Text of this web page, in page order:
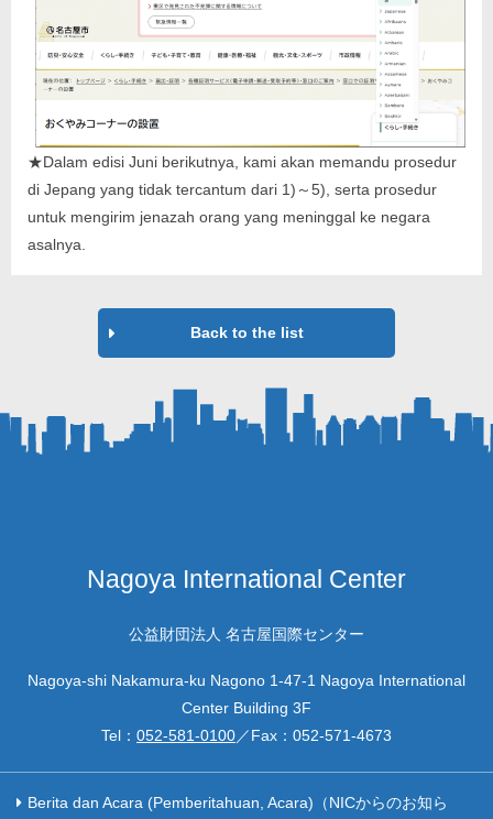
★Dalam edisi Juni berikutnya, kami akan memandu prosedur
di Jepang yang tidak tercantum dari 1)～5), serta prosedur
untuk mengirim jenazah orang yang meninggal ke negara
asalnya.
Back to the list
Nagoya International Center
公益財団法人 名古屋国際センター
Nagoya-shi Nakamura-ku Nagono 1-47-1 Nagoya International
Center Building 3F
Tel： 052-581-0100／Fax： 052-571-4673
Berita dan Acara (Pemberitahuan, Acara)（NICからのお知ら